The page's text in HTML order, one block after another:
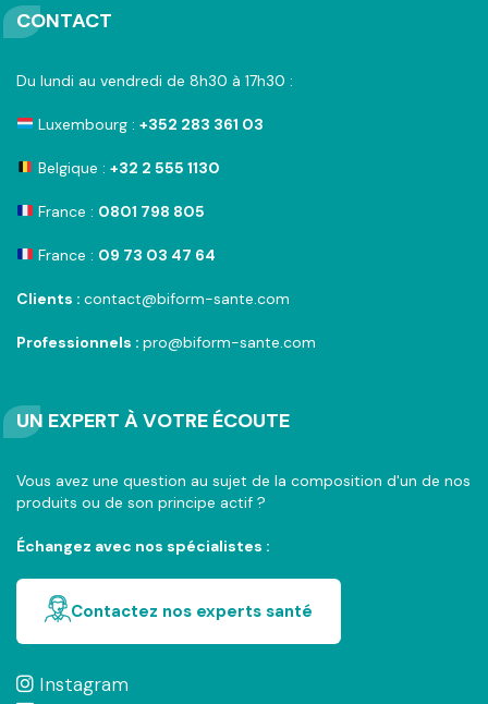
CONTACT
Du lundi au vendredi de 8h30 à 17h30 :
Luxembourg : +352 283 361 03
Belgique : +32 2 555 1130
France : 0801 798 805
France : 09 73 03 47 64
Clients : contact@biform-sante.com
Professionnels : pro@biform-sante.com
UN EXPERT À VOTRE ÉCOUTE
Vous avez une question au sujet de la composition d'un de nos
produits ou de son principe actif ?
Échangez avec nos spécialistes :
Contactez nos experts santé
Instagram